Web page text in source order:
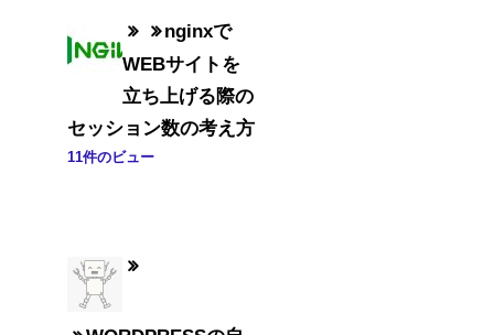
nginxで
WEBサイトを
立ち上げる際の
セッション数の考え方
11件のビュー